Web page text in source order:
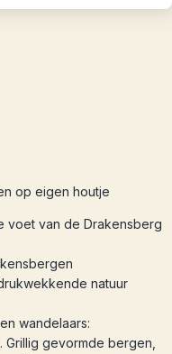
op eigen houtje
voet van de Drakensberg
natuur
wandelaars:
gevormde bergen,